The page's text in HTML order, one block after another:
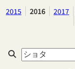
2015 2016 2017